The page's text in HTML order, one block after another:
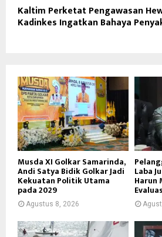
Kaltim Perketat Pengawasan
Kadinkes Ingatkan Bahaya
Musda XI Golkar Samarinda,
Andi Satya Bidik Golkar Jadi
Kekuatan Politik Utama
pada 2029
Agustus 8, 2026
Laba
Harun